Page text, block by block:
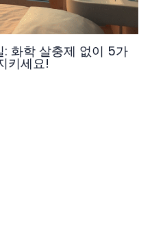
화학 살충제 없이 5가
키세요!